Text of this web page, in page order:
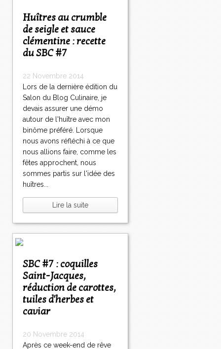
Huîtres au crumble
de seigle et sauce
clémentine : recette
du SBC #7
22 Novembre 2014
Lors de la dernière édition du
Salon du Blog Culinaire, je
devais assurer une démo
autour de l'huître avec mon
binôme préféré. Lorsque
nous avons réfléchi à ce que
nous allions faire, comme les
fêtes approchent, nous
sommes partis sur l'idée des
huîtres...
Lire la suite
SBC #7 : coquilles
Saint-Jacques,
réduction de carottes,
tuiles d'herbes et
caviar
20 Novembre 2014
Après ce week-end de rêve